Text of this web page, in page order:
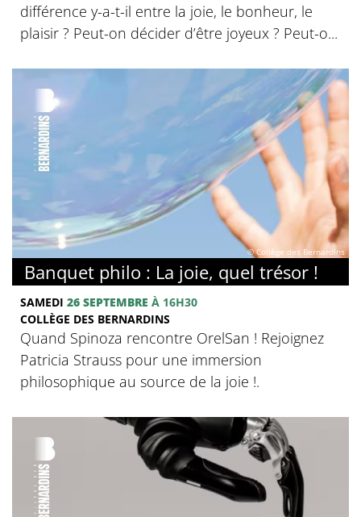
différence y-a-t-il entre la joie, le bonheur, le
plaisir ? Peut-on décider d’être joyeux ? Peut-o...
© Collège des Bernardins
Banquet philo : La joie, quel trésor !
SAMEDI 26 SEPTEMBRE À 16H30
COLLÈGE DES BERNARDINS
Quand Spinoza rencontre OrelSan ! Rejoignez
Patricia Strauss pour une immersion
philosophique au source de la joie !.